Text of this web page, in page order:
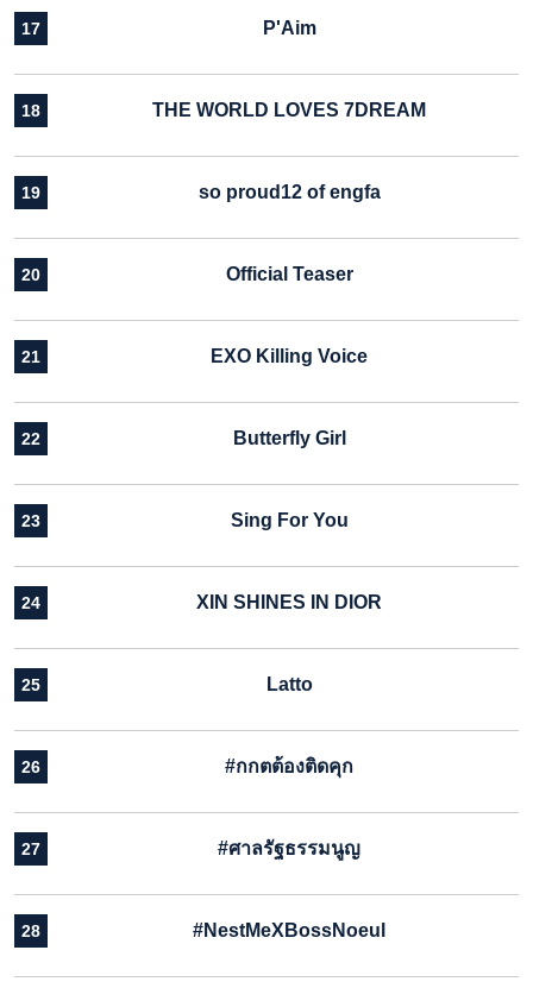
17 P'Aim
18 THE WORLD LOVES 7DREAM
19 so proud12 of engfa
20 Official Teaser
21 EXO Killing Voice
22 Butterfly Girl
23 Sing For You
24 XIN SHINES IN DIOR
25 Latto
26 #กกตต้องติดคุก
27 #ศาลรัฐธรรมนูญ
28 #NestMeXBossNoeul